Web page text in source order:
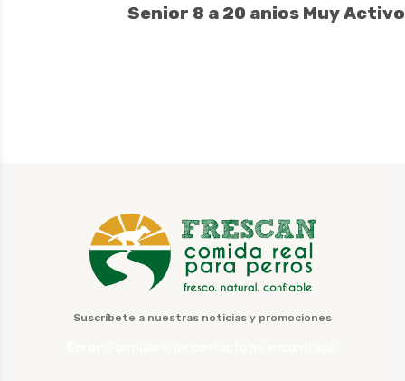
Senior 8 a 20 anios Muy Activo
Suscríbete a nuestras noticias y promociones